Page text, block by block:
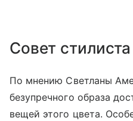
Совет стилиста
По мнению Светланы
безупречного образа
вещей этого цвета.